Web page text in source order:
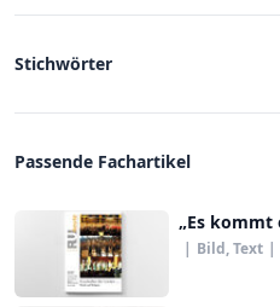
Stichwörter
Passende Fachartikel
„Es kommt
| Bild, Text |